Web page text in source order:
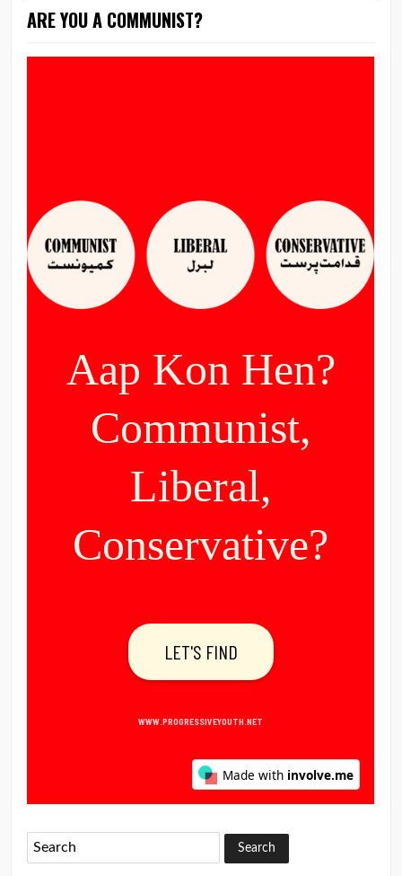
ARE YOU A COMMUNIST?